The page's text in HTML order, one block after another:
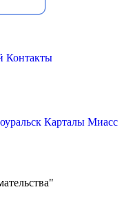
Контакты
Карталы Миасс